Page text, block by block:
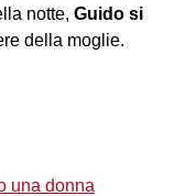
notte, Guido si
della moglie.
una donna